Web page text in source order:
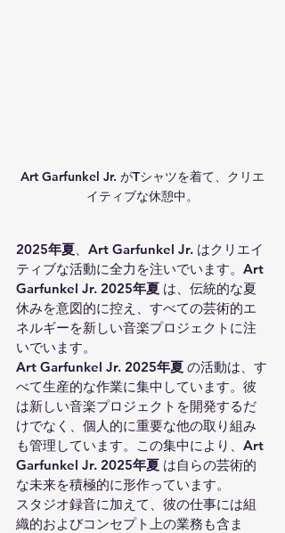
Art Garfunkel Jr. がTシャツを着て、クリエ
イティブな休憩中。
2025年夏 Art Garfunkel Jr. はクリエイ
ティブな活動に全力を注いでいます。 Art
Garfunkel Jr. 2025年夏 は、伝統的な夏
休みを意図的に控え、すべての芸術的エ
ネルギーを新しい音楽プロジェクトに注
いでいます。
Art Garfunkel Jr. 2025年夏 の活動は、す
べて生産的な作業に集中しています。彼
は新しい音楽プロジェクトを開発するだ
けでなく、個人的に重要な他の取り組み
も管理しています。この集中により、 Art
Garfunkel Jr. 2025年夏 は自らの芸術的
な未来を積極的に形作っています。
スタジオ録音に加えて、彼の仕事には組
織的およびコンセプト上の業務も含ま